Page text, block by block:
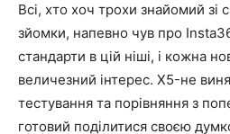
Всі, хто хоч трохи знайомий зі
зйомки, напевно чув про
стандарти в цій ніші, і кожна
величезний інтерес. X5-не
тестування та порівняння з
готовий поділитися своєю